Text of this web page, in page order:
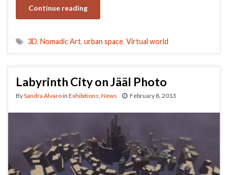
Continue reading
3D, Nomadic Art, urban space, Virtual world
Labyrinth City on Jääl Photo
BySandra Alvaroin Exhibitions News February 8, 2013